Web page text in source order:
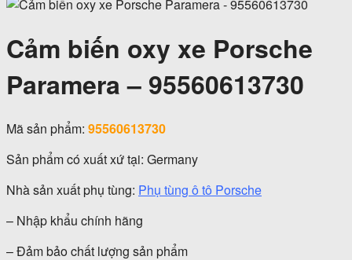
Cảm biến oxy xe Porsche
Paramera – 95560613730
Mã sản phẩm: 95560613730
Sản phẩm có xuất xứ tại: Germany
Nhà sản xuất phụ tùng: Phụ tùng ô tô Porsche
– Nhập khẩu chính hãng
– Đảm bảo chất lượng sản phẩm